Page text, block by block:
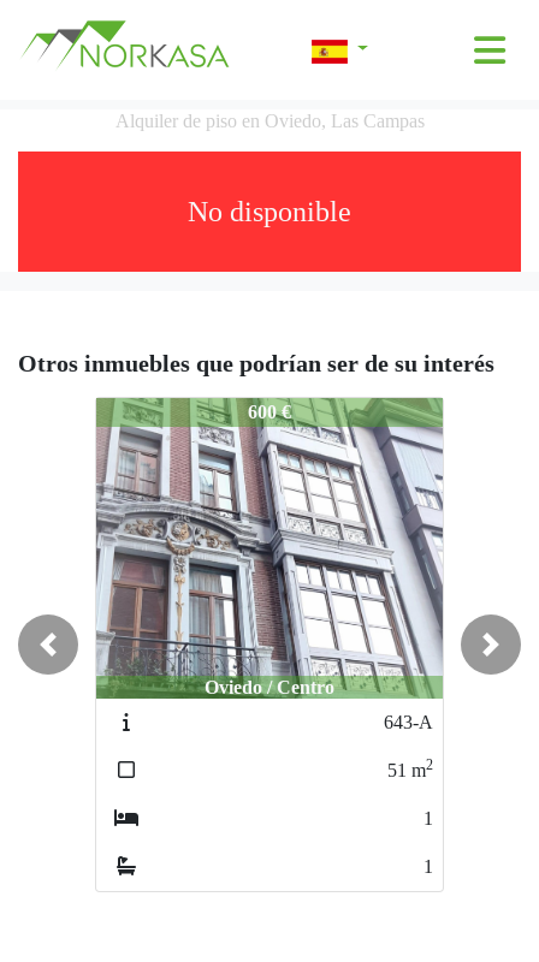
Alquiler de piso en Oviedo, Las Campas
No disponible
Otros inmuebles que podrían ser de su interés
2825-A
600 €
Oviedo / Centro
643-A
51 m2
1
1
Previous Next